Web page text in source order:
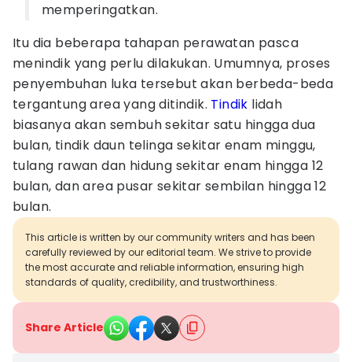
memperingatkan.
Itu dia beberapa tahapan perawatan pasca
menindik yang perlu dilakukan. Umumnya, proses
penyembuhan luka tersebut akan berbeda-beda
tergantung area yang ditindik. Tindik lidah
biasanya akan sembuh sekitar satu hingga dua
bulan, tindik daun telinga sekitar enam minggu,
tulang rawan dan hidung sekitar enam hingga 12
bulan, dan area pusar sekitar sembilan hingga 12
bulan.
This article is written by our community writers and has been
carefully reviewed by our editorial team. We strive to provide
the most accurate and reliable information, ensuring high
standards of quality, credibility, and trustworthiness.
Share Article